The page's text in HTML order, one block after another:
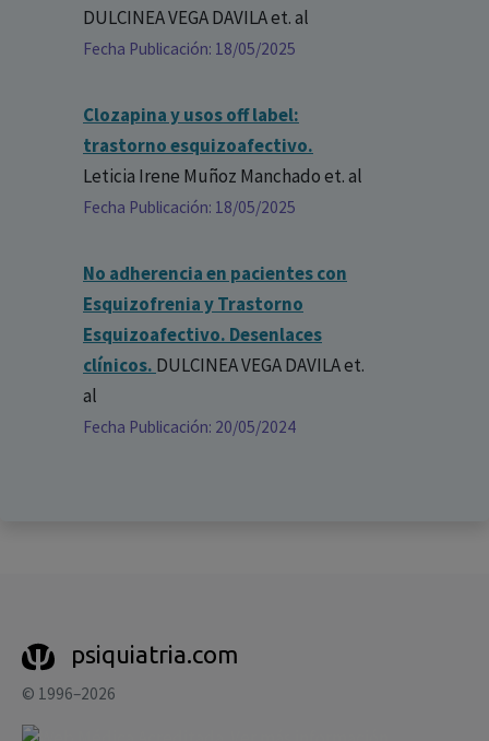
DULCINEA VEGA DAVILAet. al
Fecha Publicación: 18/05/2025
Clozapina y usos off label:
trastorno esquizoafectivo.
Leticia Irene Muñoz Manchadoet. al
Fecha Publicación: 18/05/2025
No adherencia en pacientes con
Esquizofrenia y Trastorno
Esquizoafectivo. Desenlaces
clínicos. DULCINEA VEGA DAVILAet.
al
Fecha Publicación: 20/05/2024
psiquiatria.com
© 1996–2026